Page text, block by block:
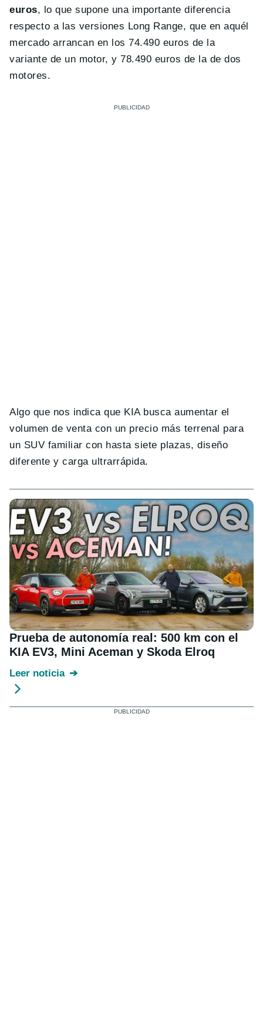
euros, lo que supone una importante diferencia
respecto a las versiones Long Range, que en aquél
mercado arrancan en los 74.490 euros de la
variante de un motor, y 78.490 euros de la de dos
motores.
Algo que nos indica que KIA busca aumentar el
volumen de venta con un precio más terrenal para
un SUV familiar con hasta siete plazas, diseño
diferente y carga ultrarrápida.
Prueba de autonomía real: 500 km con el
KIA EV3, Mini Aceman y Skoda Elroq
Leer noticia